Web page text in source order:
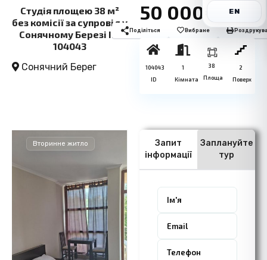
EN
Студія площею 38 м²
без комісії за супровід у
Сонячному Березі ID:
104043
Сонячний Берег
50 000€
Поділіться Вибране
104043
ID
1
Кімната
38
Площа
2
Поверх
Вторинне житло
Запит
інформації
Заплануйте
тур